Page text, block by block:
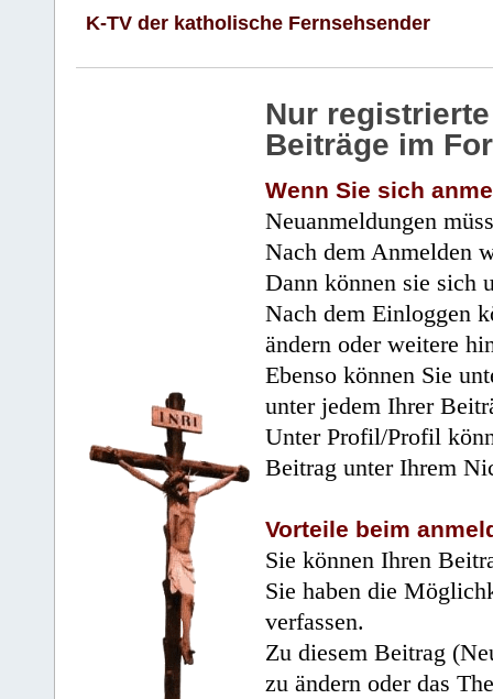
K-TV der katholische Fernsehsender
Nur
Beiträge im
Wenn Sie sich
Neuanmeldungen
Nach dem Anmelden
Dann können sie sich
Nach dem Einloggen
ändern oder weitere
Ebenso können Sie
unter jedem Ihrer
Unter Profil/Profil
Beitrag unter Ihrem
Vorteile beim
Sie können Ihren
Sie haben die
verfassen.
Zu diesem Beitrag
zu ändern oder das